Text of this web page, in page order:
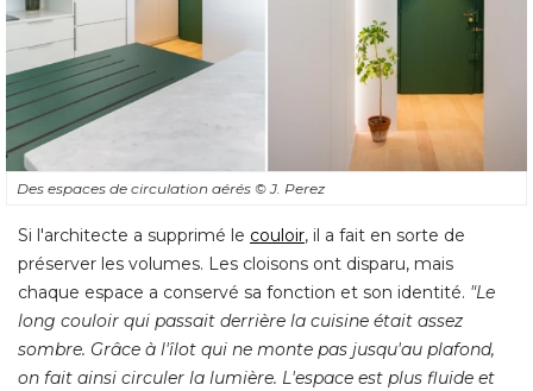
Des espaces de circulation aérés © J. Perez
Si l'architecte a supprimé le couloir, il a fait en sorte de
préserver les volumes. Les cloisons ont disparu, mais
chaque espace a conservé sa fonction et son identité. "Le
long couloir qui passait derrière la cuisine était assez
sombre. Grâce à l'îlot qui ne monte pas jusqu'au plafond,
on fait ainsi circuler la lumière. L'espace est plus fluide et